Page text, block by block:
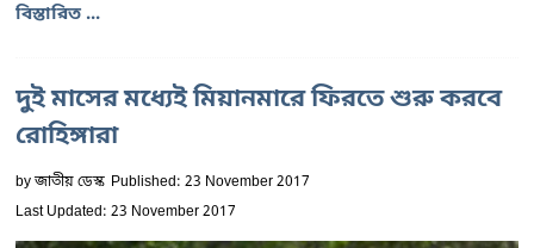
বিস্তারিত ...
দুই মাসের মধ্যেই মিয়ানমারে ফিরতে শুরু করবে
রোহিঙ্গারা
byজাতীয় ডেস্ক Published: 23 November 2017
Last Updated: 23 November 2017